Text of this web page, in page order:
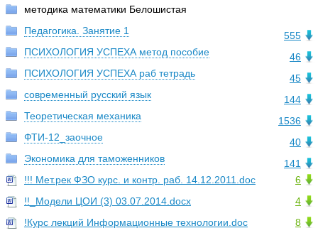
методика математики Белошистая
555
Педагогика. Занятие 1
46
ПСИХОЛОГИЯ УСПЕХА метод пособие
45
ПСИХОЛОГИЯ УСПЕХА раб тетрадь
144
современный русский язык
1536
Теоретическая механика
40
ФТИ-12_заочное
141
Экономика для таможенников
6
!!! Мет.рек ФЗО курс. и контр. раб. 14.12.2011.doc
4
!!_Модели ЦОИ (3) 03.07.2014.docx
8
!Курс лекций Информационные технологии.doc